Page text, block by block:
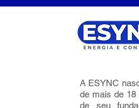
A ESYNC
de mais de 18
de seu